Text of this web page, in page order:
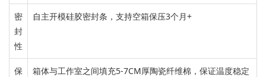
密
封
性
自主开模硅胶密封条， 支持空箱保压3个月+
保
箱体与工作室之间填充5-7CM厚陶瓷纤维棉，保证温度稳定